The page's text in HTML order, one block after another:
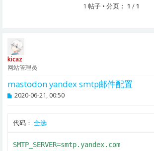
1 帖子 • 分页： 1 /1
kicaz
网站管理员
mastodon yandex smtp邮件配置
帖
2020-06-21, 00:50
代码： 全选
SMTP_SERVER=smtp.yandex.com